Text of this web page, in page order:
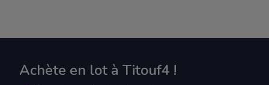
Achète en lot à Titouf4 !